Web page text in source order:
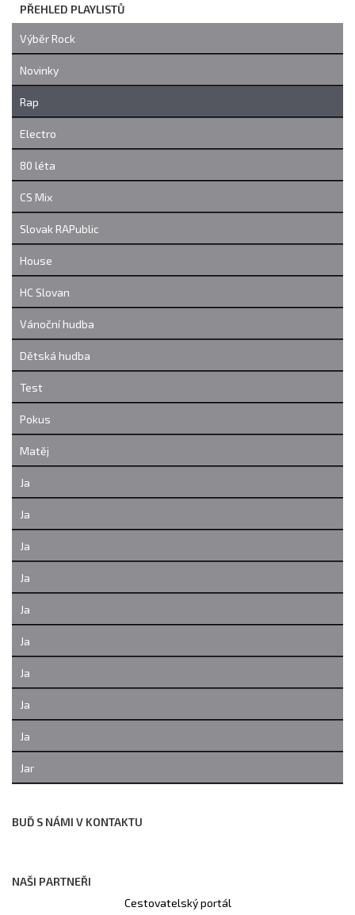
PŘEHLED PLAYLISTŮ
Výběr Rock
Novinky
Rap
Electro
80 léta
CS Mix
Slovak RAPublic
House
HC Slovan
Vánoční hudba
Dětská hudba
Test
Pokus
Matěj
Ja
Ja
Ja
Ja
Ja
Ja
Ja
Ja
Ja
Jar
BUĎ S NÁMI V KONTAKTU
NAŠI PARTNEŘI
Cestovatelský portál